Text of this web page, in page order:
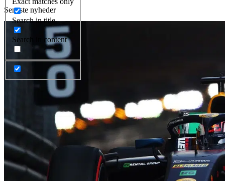
Search in title
Search in content
Seneste nyheder